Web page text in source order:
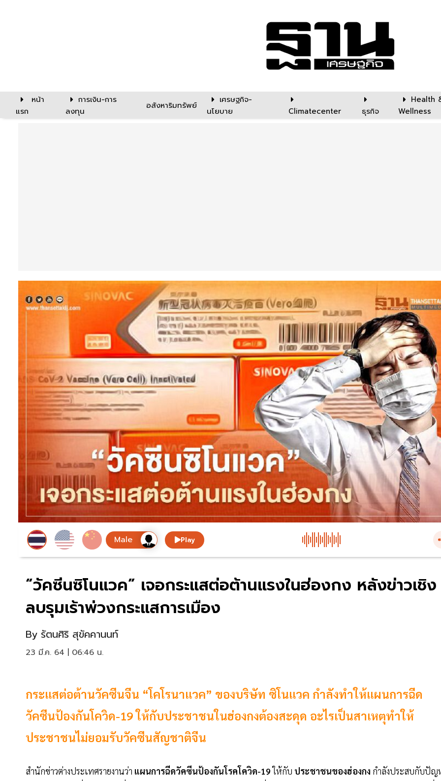
หน้า
แรก
การเงิน-การ
ลงทุน
อสังหาริมทรัพย์
เศรษฐกิจ-
นโยบาย
Climatecenter ธุรกิจ
Health
Wellness
Play
“วัคซีนซิโนแวค” เจอกระแสต่อต้านแรงในฮ่องกง หลังข่าวเชิง
ลบรุมเร้าพ่วงกระแสการเมือง
By รัตนศิริ สุขัคคานนท์
23 มี.ค. 64 | 06:46 น.
กระแสต่อต้านวัคซีนจีน “โคโรนาแวค” ของบริษัท ซิโนแวค กำลังทำให้แผนการฉีด
วัคซีนป้องกันโควิด-19 ให้กับประชาชนในฮ่องกงต้องสะดุด อะไรเป็นสาเหตุทำให้
ประชาชนไม่ยอมรับวัคซีนสัญชาติจีน
สำนักข่าวต่างประเทศรายงานว่า แผนการฉีดวัคซีนป้องกันโรคโควิด-19ให้กับ ประชาชนของฮ่องกง กำลังประสบกับปัญ